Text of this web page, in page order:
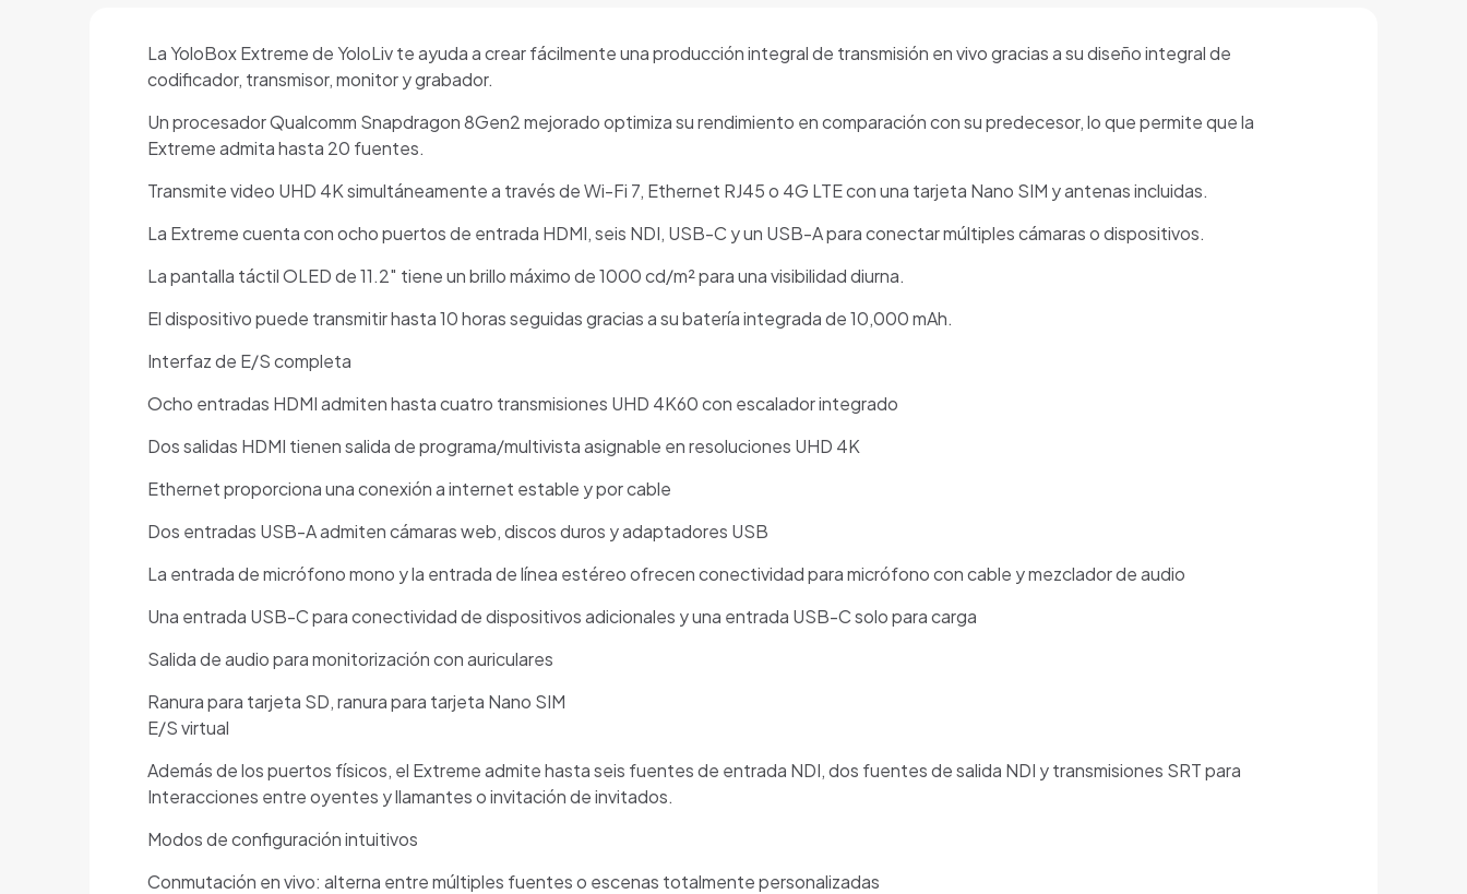
La YoloBox Extreme de YoloLiv te ayuda a crear fácilmente una producción integral de transmisión en vivo gracias a su diseño integral de
codificador, transmisor, monitor y grabador.
Un procesador Qualcomm Snapdragon 8Gen2 mejorado optimiza su rendimiento en comparación con su predecesor, lo que permite que la
Extreme admita hasta 20 fuentes.
Transmite video UHD 4K simultáneamente a través de Wi-Fi 7, Ethernet RJ45 o 4G LTE con una tarjeta Nano SIM y antenas incluidas.
La Extreme cuenta con ocho puertos de entrada HDMI, seis NDI, USB-C y un USB-A para conectar múltiples cámaras o dispositivos.
La pantalla táctil OLED de 11.2″ tiene un brillo máximo de 1000 cd/m² para una visibilidad diurna.
El dispositivo puede transmitir hasta 10 horas seguidas gracias a su batería integrada de 10,000 mAh.
Interfaz de E/S completa
Ocho entradas HDMI admiten hasta cuatro transmisiones UHD 4K60 con escalador integrado
Dos salidas HDMI tienen salida de programa/multivista asignable en resoluciones UHD 4K
Ethernet proporciona una conexión a internet estable y por cable
Dos ​​entradas USB-A admiten cámaras web, discos duros y adaptadores USB
La entrada de micrófono mono y la entrada de línea estéreo ofrecen conectividad para micrófono con cable y mezclador de audio
Una entrada USB-C para conectividad de dispositivos adicionales y una entrada USB-C solo para carga
Salida de audio para monitorización con auriculares
Ranura para tarjeta SD, ranura para tarjeta Nano SIM
E/S virtual
Además de los puertos físicos, el Extreme admite hasta seis fuentes de entrada NDI, dos fuentes de salida NDI y transmisiones SRT para
Interacciones entre oyentes y llamantes o invitación de invitados.
Modos de configuración intuitivos
Conmutación en vivo: alterna entre múltiples fuentes o escenas totalmente personalizadas